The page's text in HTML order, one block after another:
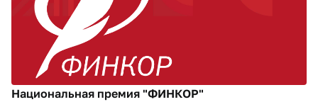
Национальная премия "ФИНКОР"